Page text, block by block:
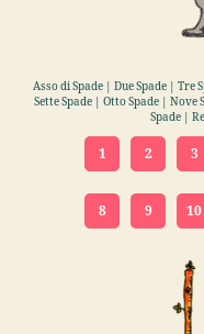
Asso di Spade | Due Spade | Tre
Sette Spade | Otto Spade | Nove
Spade |
1 2 3
8 9 10